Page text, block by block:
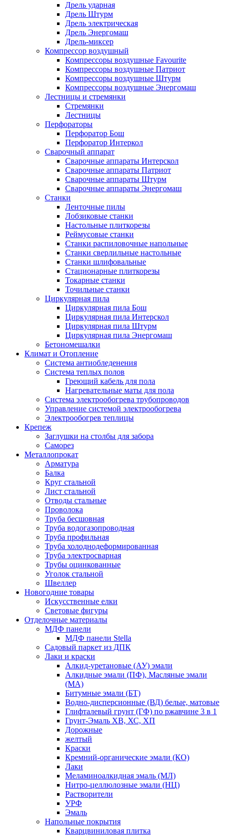
Дрель ударная
Дрель Штурм
Дрель электрическая
Дрель Энергомаш
Дрель-миксер
Компрессор воздушный
Компрессоры воздушные Favourite
Компрессоры воздушные Патриот
Компрессоры воздушные Штурм
Компрессоры воздушные Энергомаш
Лестницы и стремянки
Стремянки
Лестницы
Перфораторы
Перфоратор Бош
Перфоратор Интеркол
Сварочный аппарат
Сварочные аппараты Интерскол
Сварочные аппараты Патриот
Сварочные аппараты Штурм
Сварочные аппараты Энергомаш
Станки
Ленточные пилы
Лобзиковые станки
Настольные плиткорезы
Реймусовые станки
Станки распиловочные напольные
Станки сверлильные настольные
Станки шлифовальные
Стационарные плиткорезы
Токарные станки
Точильные станки
Циркулярная пила
Циркулярная пила Бош
Циркулярная пила Интерскол
Циркулярная пила Штурм
Циркулярная пила Энергомаш
Бетономешалки
Климат и Отопление
Система антиобледенения
Система теплых полов
Греющий кабель для пола
Нагревательные маты для пола
Система электрообогрева трубопроводов
Управление системой электрообогрева
Электрообогрев теплицы
Крепеж
Заглушки на столбы для забора
Саморез
Металлопрокат
Арматура
Балка
Круг стальной
Лист стальной
Отводы стальные
Проволока
Труба бесшовная
Труба водогазопроводная
Труба профильная
Труба холоднодеформированная
Труба электросварная
Трубы оцинкованные
Уголок стальной
Швеллер
Новогодние товары
Искусственные елки
Световые фигуры
Отделочные материалы
МДФ панели
МДФ панели Stella
Садовый паркет из ДПК
Лаки и краски
Алкид-уретановые (АУ) эмали
Алкидные эмали (ПФ), Масляные эмали
(МА)
Битумные эмали (БТ)
Водно-дисперсионные (ВД) белые, матовые
Глифталевый грунт (ГФ) по ржавчине 3 в 1
Грунт-Эмаль ХВ, ХС, ХП
Дорожные
желтый
Краски
Кремний-органические эмали (КО)
Лаки
Меламиноалкидная эмаль (МЛ)
Нитро-целлюлозные эмали (НЦ)
Растворители
УРФ
Эмаль
Напольные покрытия
Кварцвиниловая плитка